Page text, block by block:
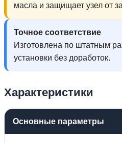
масла и защищает узел от
Точное соответствие
Изготовлена по штатным
установки без доработок.
Характеристики
Основные параметры